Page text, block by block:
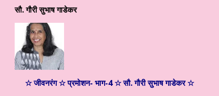
सौ. गौरी सुभाष गाडेकर
☆ जीवनरंग ☆ प्रमोशन- भाग-4 ☆ सौ. गौरी सुभाष गाडेकर ☆